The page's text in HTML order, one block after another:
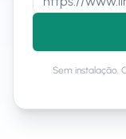
Sem instalação.